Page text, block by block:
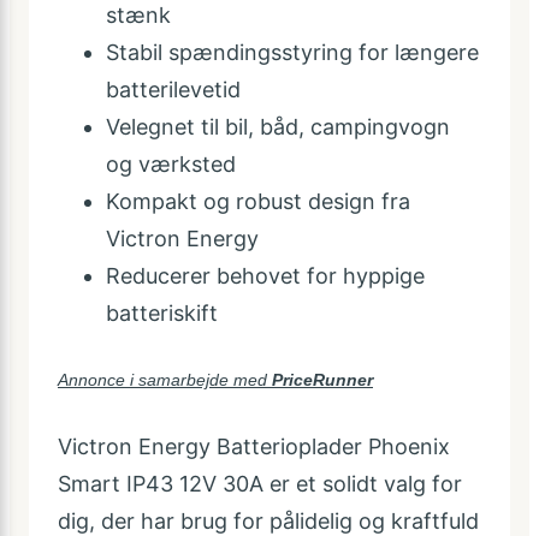
stænk
Stabil spændingsstyring for længere
batterilevetid
Velegnet til bil, båd, campingvogn
og værksted
Kompakt og robust design fra
Victron Energy
Reducerer behovet for hyppige
batteriskift
Annonce i samarbejde med PriceRunner
Victron Energy Batterioplader Phoenix
Smart IP43 12V 30A er et solidt valg for
dig, der har brug for pålidelig og kraftfuld